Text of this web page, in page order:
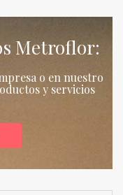
Metroflor:
o en nuestro
y servicios